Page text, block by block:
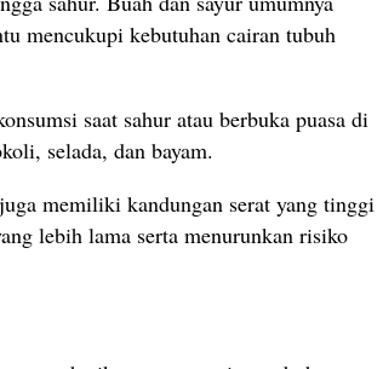
mencukupi kebutuhan cairan tubuh
saat sahur atau berbuka puasa di
selada, dan bayam.
memiliki kandungan serat yang tinggi
lebih lama serta menurunkan risiko